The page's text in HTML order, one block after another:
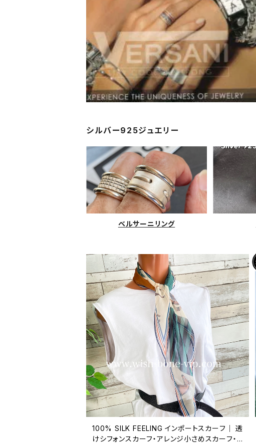
シルバー925ジュエリー
ベルサーニリング
100% SILK FEELING インポートスカーフ｜ 透
けシフォンスカーフ・アレンジ小さめスカーフ・